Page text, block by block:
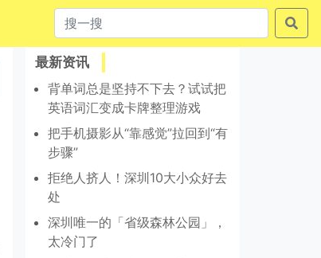
最新资讯
背单词总是坚持不下去？试试把
英语词汇变成卡牌整理游戏
把手机摄影从“靠感觉”拉回到“有
步骤”
拒绝人挤人！深圳10大小众好去
处
深圳唯一的「省级森林公园」，
太冷门了